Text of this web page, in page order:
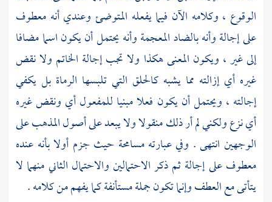
الوقوع ، وكلامه الآن فيما يفعله المتوضئ وعندي أنه معطوف
على إجالة وأنه بالضاد المعجمة وأنه يحتمل أن يكون اسما مضافا
إلى غير ، ويكون المعنى هكذا ولا تجب إجالة الخاتم ولا نقض
غيره أي إزالته مما يشبه كالحلق التي تلبسها الرماة بل يكفي
إجالته ، ويحتمل أن يكون فعلا مبنيا للمفعول أي ونقض غيره
أي نزع ولكني لم أر ذلك منقولا ولا يبعد على أصول المذهب على
الوجهين انتهى . وفي عبارته مسامحة حيث جزم أولا بأنه عنده
معطوف على إجالة ثم ذكر الاحتمالين والاحتمال الثاني منهما لا
يتأتى مع العطف وإنما تكون جملة مستأنفة كما يفهم من كلامه .